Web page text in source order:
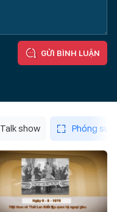
GỬI BÌNH LUẬN
Talk show Phóng sự